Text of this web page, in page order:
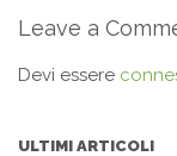
Leave a
Devi essere
ULTIMI ARTICOLI